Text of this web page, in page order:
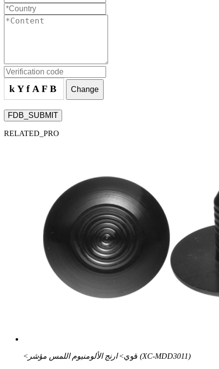
kYfAFB Change
FDB_SUBMIT
RELATED_PRO
<قوي> ارنج الألومنيوم اللمس مؤشر (XC-MDD3011)